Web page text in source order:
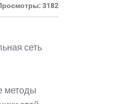
3182
сеть
методы